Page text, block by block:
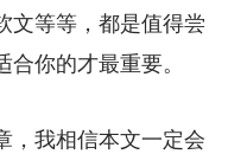
文等等，都是值得尝
你的才最重要。
，我相信本文一定会